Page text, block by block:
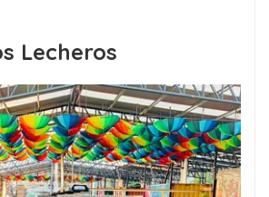
Lecheros